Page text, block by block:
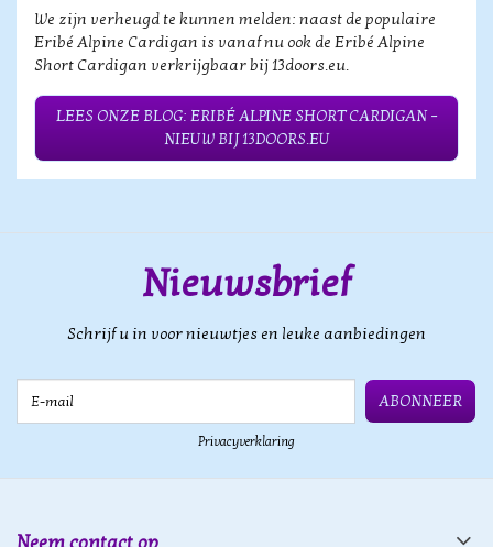
We zijn verheugd te kunnen melden: naast de populaire
Eribé Alpine Cardigan is vanaf nu ook de Eribé Alpine
Short Cardigan verkrijgbaar bij 13doors.eu.
LEES ONZE BLOG: ERIBÉ ALPINE SHORT CARDIGAN –
NIEUW BIJ 13DOORS.EU
Nieuwsbrief
Schrijf u in voor nieuwtjes en leuke aanbiedingen
ABONNEER
Privacyverklaring